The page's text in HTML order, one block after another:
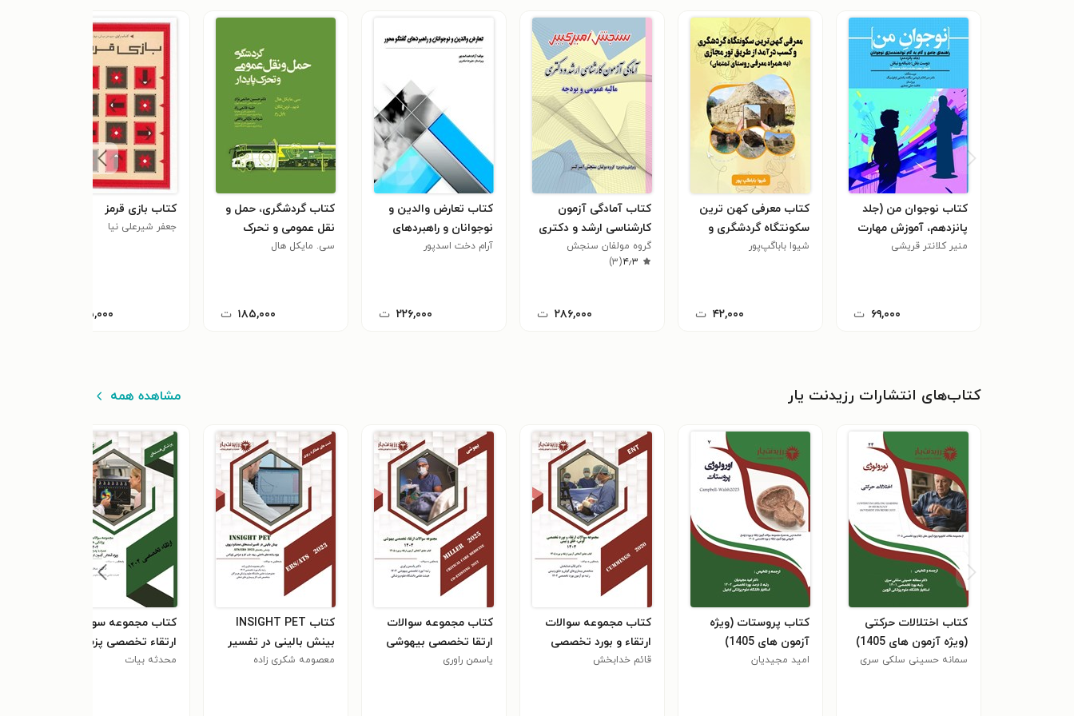
کتاب نوجوان من (جلد
پانزدهم، آموزش مهارت
مقابله با فشار همسالان)
منیر کلانتر قریشی
۶۹,۰۰۰ ت
کتاب معرفی کهن ترین
سکونتگاه گردشگری و
کسب درآمد از طریق تور
شیوا باباگپ‌پور
۴۲,۰۰۰ ت
کتاب آمادگی آزمون
کارشناسی ارشد و دکتری
مالیه عمومی و بودجه
گروه مولفان سنجش
امیرکبیر
۴٫۳(۳)
۲۸۶,۰۰۰ ت
کتاب تعارض والدین و
نوجوانان و راهبردهای
گفتگو محور
آرام دخت اسدپور
۲۲۶,۰۰۰ ت
کتاب گردشگری، حمل و
نقل عمومی و تحرک
پایدار
سی. مایکل هال
۱۸۵,۰۰۰ ت
کتاب بازی قرمز
جعفر شیرعلی نیا
۴۵,۰۰۰
کتاب‌های انتشارات رزیدنت یار مشاهده همه
کتاب اختلالات حرکتی
(ویژه آزمون های 1405)
سمانه حسینی سلکی سری
کتاب پروستات (ویژه
آزمون های 1405)
امید مجیدیان
کتاب مجموعه سوالات
ارتقاء و بورد تخصصی
گوش، حلق و بینی 1404
قائم خدابخش
کتاب مجموعه سوالات
ارتقا تخصصی بیهوشی
1404
یاسمن راوری
کتاب INSIGHT PET
بینش بالینی در تفسیر
تست های عملکرد ریوی
معصومه شکری زاده
کتاب مجموعه سوالات
ارتقاء تخصصی پزشکی
هسته ای 1404
محدثه بیات